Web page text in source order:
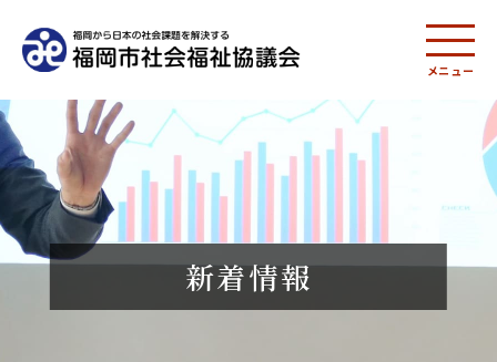
メニュー
新着情報